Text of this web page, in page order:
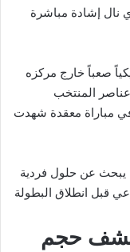
نال إشادة مباشرة
صعباً خارج مركزه
المنتخب
في مباراة معقدة شهدت
يبحث عن حلول فردية
قبل انطلاق البطولة
حجم